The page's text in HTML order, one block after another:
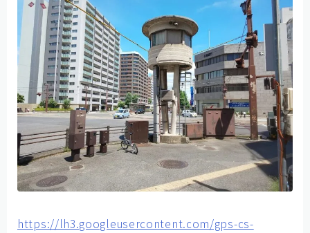
https://lh3.googleusercontent.com/gps-cs-